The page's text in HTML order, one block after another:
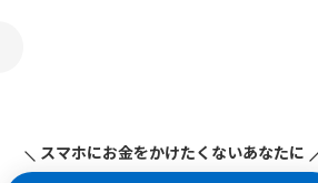
スマホにお金をかけたくないあなたに